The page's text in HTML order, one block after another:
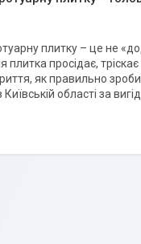
плитку – це не
плитка просідає,
як правильно
області за